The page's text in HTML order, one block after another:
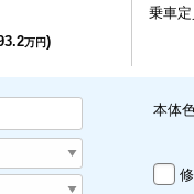
万円)
乗車定
本体